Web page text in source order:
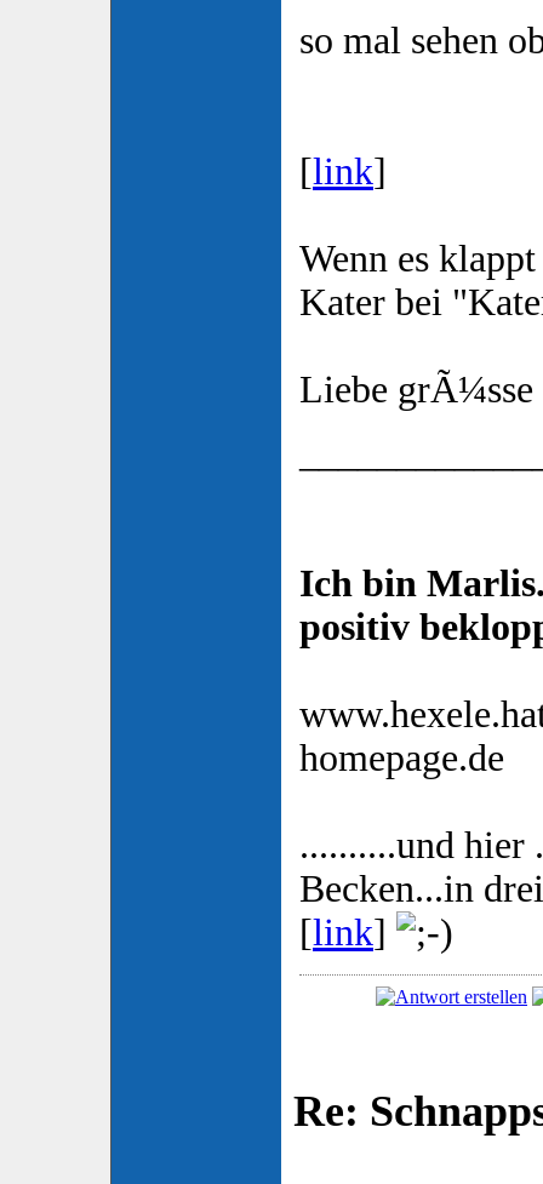
so mal sehen
[link]
Wenn es
Kater bei
Liebe grÃ¼sse
Ich bin
positiv
homepage.de
..........und hier
Becken...in
[link]
Re: